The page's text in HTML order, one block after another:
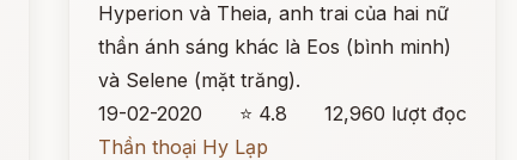
Hyperion và Theia, anh trai của hai nữ
thần ánh sáng khác là Eos (bình minh)
và Selene (mặt trăng).
19-02-2020
⭐ 4.8
12,960 lượt đọc
Thần thoại Hy Lạp